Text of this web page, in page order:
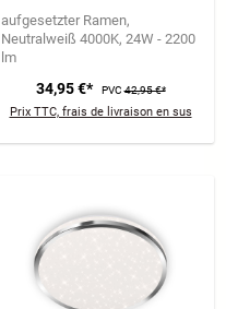
aufgesetzter Ramen
Neutralweiß 4000K 24W - 2200
lm
34,95 €* PVC42,95 €*
Prix TTC, frais de livraison en sus